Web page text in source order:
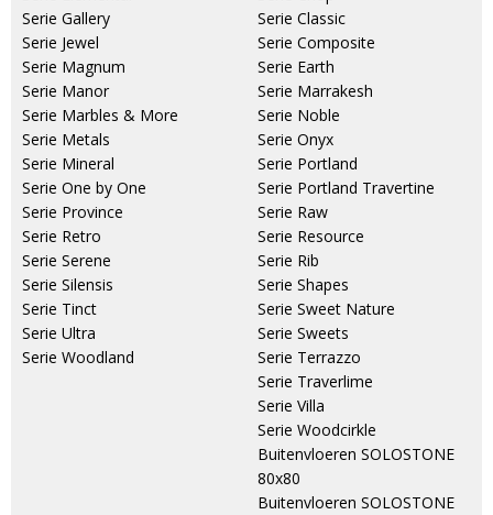
Serie Gallery
Serie Jewel
Serie Magnum
Serie Manor
Serie Marbles & More
Serie Metals
Serie Mineral
Serie One by One
Serie Province
Serie Retro
Serie Serene
Serie Silensis
Serie Tinct
Serie Ultra
Serie Woodland
Serie Classic
Serie Composite
Serie Earth
Serie Marrakesh
Serie Noble
Serie Onyx
Serie Portland
Serie Portland Travertine
Serie Raw
Serie Resource
Serie Rib
Serie Shapes
Serie Sweet Nature
Serie Sweets
Serie Terrazzo
Serie Traverlime
Serie Villa
Serie Woodcirkle
Buitenvloeren SOLOSTONE
80x80
Buitenvloeren SOLOSTONE